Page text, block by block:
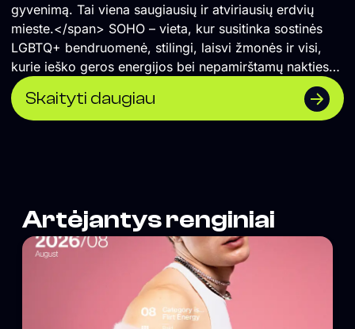
gyvenimą. Tai viena saugiausių ir atviriausių erdvių
mieste.</span> SOHO – vieta, kur susitinka sostinės
LGBTQ+ bendruomenė, stilingi, laisvi žmonės ir visi,
kurie ieško geros energijos bei nepamirštamų nakties
akimirkų.
Skaityti daugiau
Artėjantys renginiai